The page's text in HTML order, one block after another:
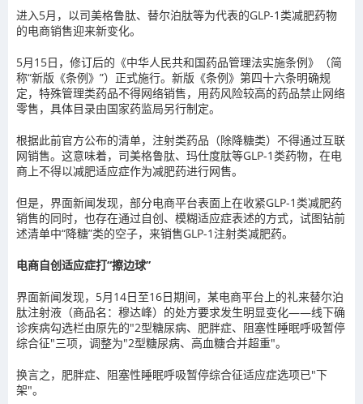
进入5月，以司美格鲁肽、替尔泊肽等为代表的GLP-1类减肥药物
的电商销售迎来新变化。
5月15日，修订后的《中华人民共和国药品管理法实施条例》（简
称“新版《条例》”）正式施行。新版《条例》第四十六条明确规
定，特殊管理类药品不得网络销售，用药风险较高的药品禁止网络
零售，具体目录由国家药监局另行制定。
根据此前官方公布的清单，注射类药品（除降糖类）不得通过互联
网销售。这意味着，司美格鲁肽、玛仕度肽等GLP-1类药物，在电
商上不得以减肥适应症作为减肥药进行网售。
但是，界面新闻发现，部分电商平台表面上在收紧GLP-1类减肥药
销售的同时，也存在通过自创、模糊适应症表述的方式，试图钻前
述清单中“降糖”类的空子，来销售GLP-1注射类减肥药。
电商自创适应症打“擦边球”
界面新闻发现，5月14日至16日期间，某电商平台上的礼来替尔泊
肽注射液（商品名：穆达峰）的处方要求发生明显变化——线下确
诊疾病勾选栏由原先的"2型糖尿病、肥胖症、阻塞性睡眠呼吸暂停
综合征"三项，调整为"2型糖尿病、高血糖合并超重"。
换言之，肥胖症、阻塞性睡眠呼吸暂停综合征适应症选项已"下
架"。